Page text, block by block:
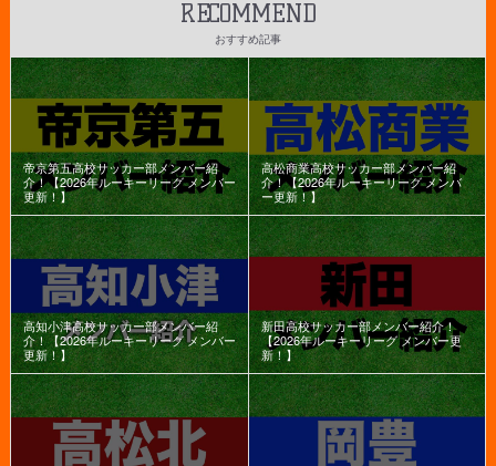
RECOMMEND
おすすめ記事
帝京第五高校サッカー部メンバー紹
介！【2026年ルーキーリーグ メンバー
更新！】
高松商業高校サッカー部メンバー紹
介！【2026年ルーキーリーグ メンバ
ー更新！】
高知小津高校サッカー部メンバー紹
介！【2026年ルーキーリーグ メンバー
更新！】
新田高校サッカー部メンバー紹介！
【2026年ルーキーリーグ メンバー更
新！】